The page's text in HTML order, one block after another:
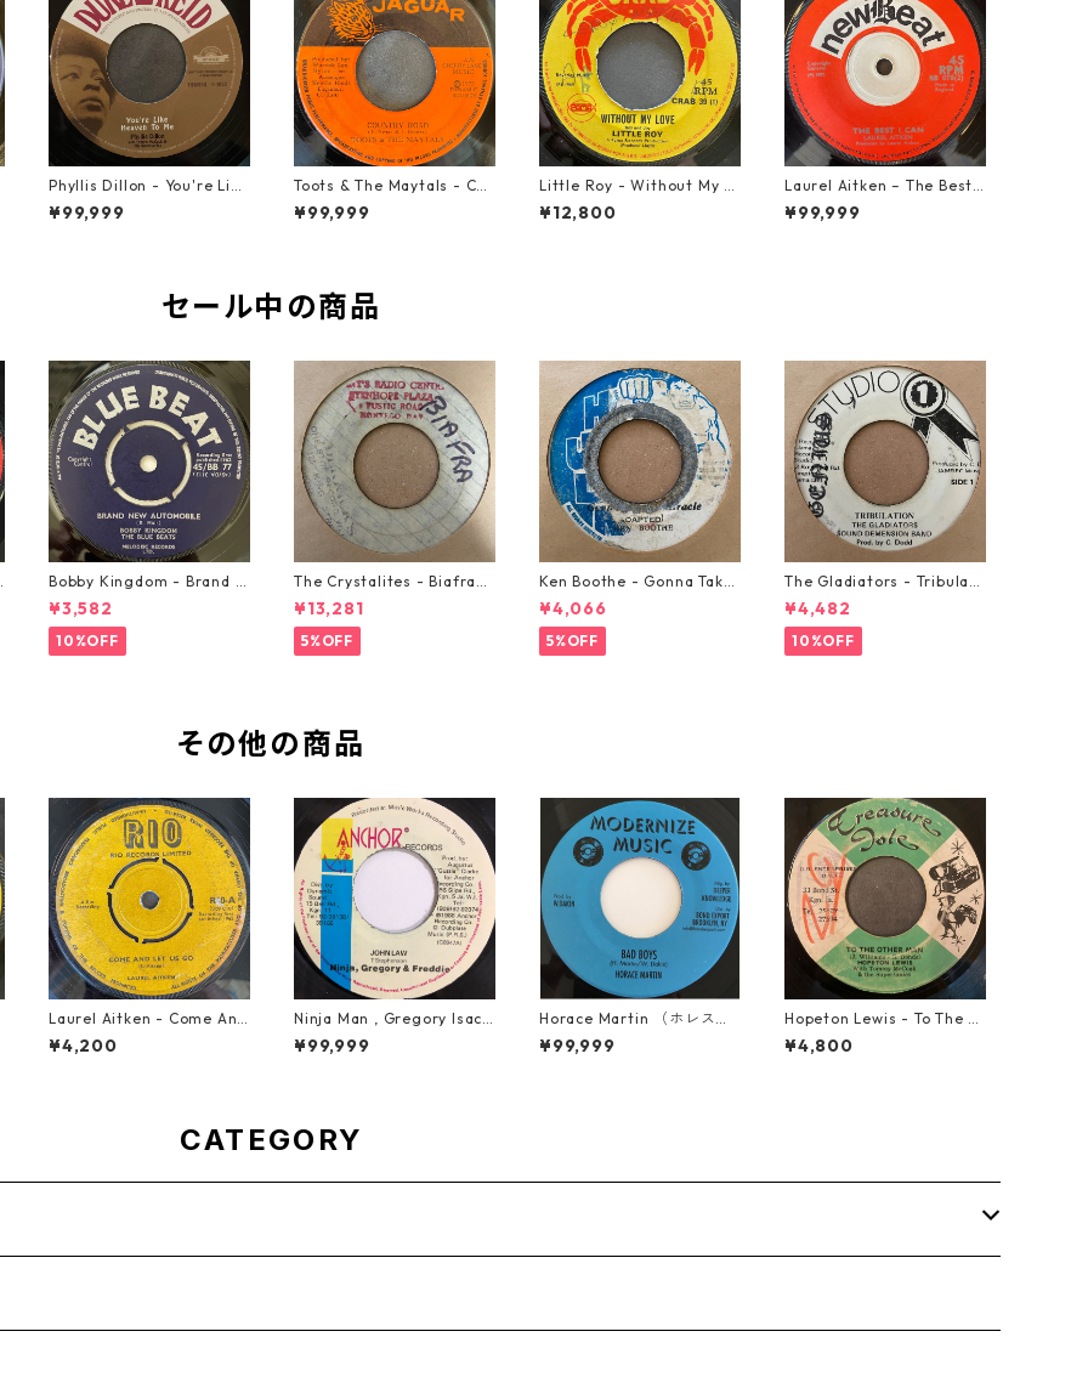
Phyllis Dillon - You're Like
Heaven To Me【7-21913】
¥99,999
Toots & The Maytals - Cou
ntry Road【7-21951】
¥99,999
Little Roy - Without My L
ove【7-21990】
¥12,800
Laurel Aitken ‎– The Best I
Can【7-22012】
¥99,999
セール中の商品
Bobby Kingdom - Brand N
ew Automobile【7-2088
9】
¥3,582
10%OFF
The Crystalites - Biafra
【7-21293】
¥13,281
5%OFF
Ken Boothe - Gonna Take
A Miracle【7-21362】
¥4,066
5%OFF
The Gladiators - Tribulati
on【7-21365】
¥4,482
10%OFF
その他の商品
Laurel Aitken - Come And
Let Us Go【7-21779】
¥4,200
Ninja Man , Gregory Isacc
s & Freddie Mcgregor - J
ohn Low【7-20010】
¥99,999
Horace Martin （ホレスマ
ーティン） - Bad Boys
【7'】
¥99,999
Hopeton Lewis - To The O
ther Man【7-22023】
¥4,800
CATEGORY